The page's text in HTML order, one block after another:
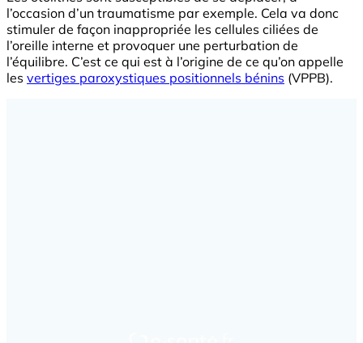
l’occasion d’un traumatisme par exemple. Cela va donc
stimuler de façon inappropriée les cellules ciliées de
l’oreille interne et provoquer une perturbation de
l’équilibre. C’est ce qui est à l’origine de ce qu’on appelle
les vertiges paroxystiques positionnels bénins (VPPB).